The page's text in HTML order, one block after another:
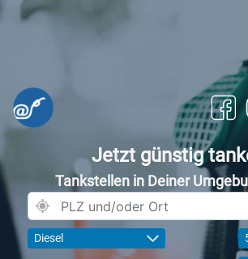
Jetzt günstig
Tankstellen in Deiner
Diesel